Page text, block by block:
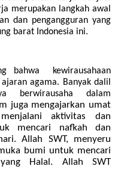
merupakan langkah awal
dan pengangguran yang
barat Indonesia ini.
bahwa kewirausahaan
agama. Banyak dalil
berwirausaha dalam
juga mengajarkan umat
aktivitas dan
mencari nafkah dan
Allah SWT, menyeru
bumi untuk mencari
Halal. Allah SWT